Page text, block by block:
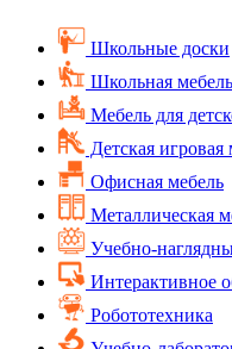
Школьные доски
Школьная мебель
Мебель для
Детская игровая
Офисная мебель
Металлическая
Учебно-
Интерактивное
Робототехника